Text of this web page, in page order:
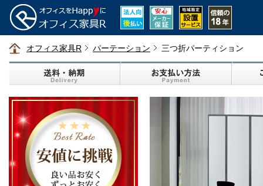
オフィス家具R パーテーション 三つ折パーティション